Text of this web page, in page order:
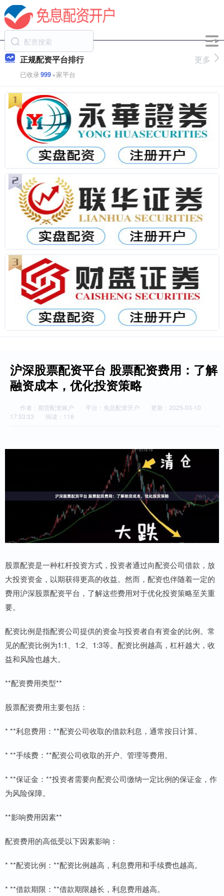
正规配资平台排行
已收录999+家平台
更多
沪深股票配资平台 股票配资费用：了解
融资成本，优化投资策略
作者：期货配资账户 平台：免息配资开户
更新：2025-03-10
17:33:33
阅读：118
股票配资是一种杠杆投资方式，投资者通过向配资公司借款，放
大投资资金，以期获得更高的收益。然而，配资也伴随着一定的
费用沪深股票配资平台，了解这些费用对于优化投资策略至关重
要。
配资比例是指配资公司提供的资金与投资者自有资金的比例。常
见的配资比例为1:1、1:2、1:3等。配资比例越高，杠杆越大，收
益和风险也越大。
**配资费用类型**
股票配资费用主要包括：
* **利息费用：**配资公司收取的借款利息，通常按日计算。
* **手续费：**配资公司收取的开户、管理等费用。
* **保证金：**投资者需要向配资公司缴纳一定比例的保证金，作
为风险保障。
**影响费用因素**
配资费用的高低受以下因素影响：
* **配资比例：**配资比例越高，利息费用和手续费也越高。
* **借款期限：**借款期限越长，利息费用越高。